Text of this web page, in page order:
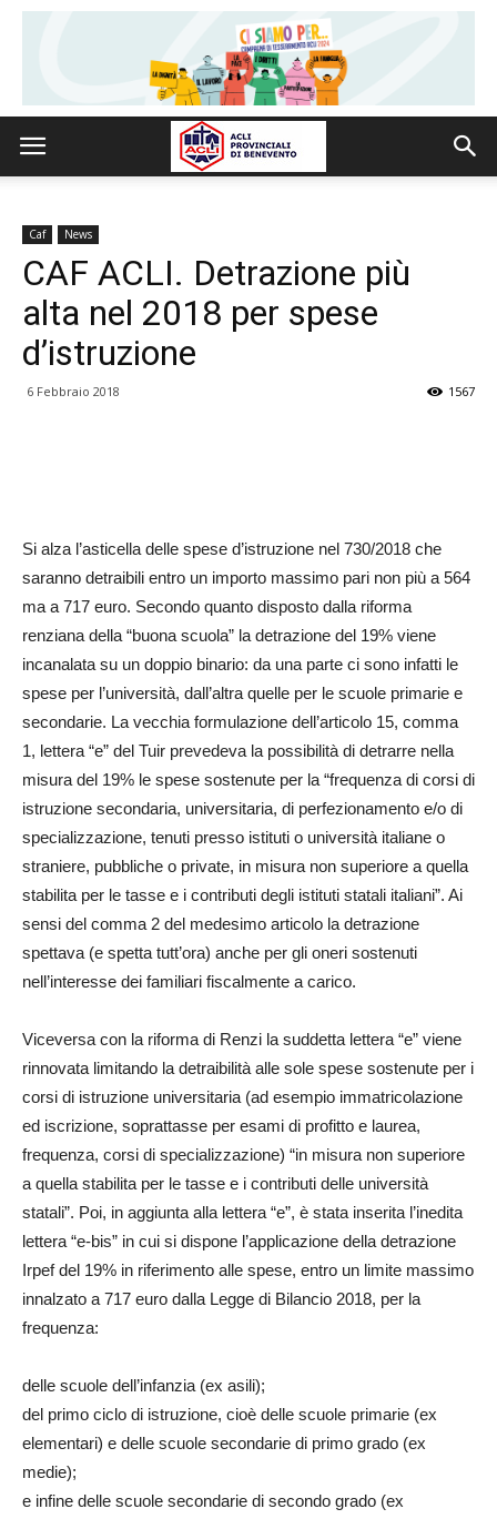
Caf News
CAF ACLI. Detrazione più
alta nel 2018 per spese
d’istruzione
6 Febbraio 2018 1567
Si alza l’asticella delle spese d’istruzione nel 730/2018 che
saranno detraibili entro un importo massimo pari non più a 564
ma a 717 euro. Secondo quanto disposto dalla riforma
renziana della “buona scuola” la detrazione del 19% viene
incanalata su un doppio binario: da una parte ci sono infatti le
spese per l’università, dall’altra quelle per le scuole primarie e
secondarie. La vecchia formulazione dell’articolo 15, comma
1, lettera “e” del Tuir prevedeva la possibilità di detrarre nella
misura del 19% le spese sostenute per la “frequenza di corsi di
istruzione secondaria, universitaria, di perfezionamento e/o di
specializzazione, tenuti presso istituti o università italiane o
straniere, pubbliche o private, in misura non superiore a quella
stabilita per le tasse e i contributi degli istituti statali italiani”. Ai
sensi del comma 2 del medesimo articolo la detrazione
spettava (e spetta tutt’ora) anche per gli oneri sostenuti
nell’interesse dei familiari fiscalmente a carico.
Viceversa con la riforma di Renzi la suddetta lettera “e” viene
rinnovata limitando la detraibilità alle sole spese sostenute per i
corsi di istruzione universitaria (ad esempio immatricolazione
ed iscrizione, soprattasse per esami di profitto e laurea,
frequenza, corsi di specializzazione) “in misura non superiore
a quella stabilita per le tasse e i contributi delle università
statali”. Poi, in aggiunta alla lettera “e”, è stata inserita l’inedita
lettera “e-bis” in cui si dispone l’applicazione della detrazione
Irpef del 19% in riferimento alle spese, entro un limite massimo
innalzato a 717 euro dalla Legge di Bilancio 2018, per la
frequenza:
delle scuole dell’infanzia (ex asili);
del primo ciclo di istruzione, cioè delle scuole primarie (ex
elementari) e delle scuole secondarie di primo grado (ex
medie);
e infine delle scuole secondarie di secondo grado (ex